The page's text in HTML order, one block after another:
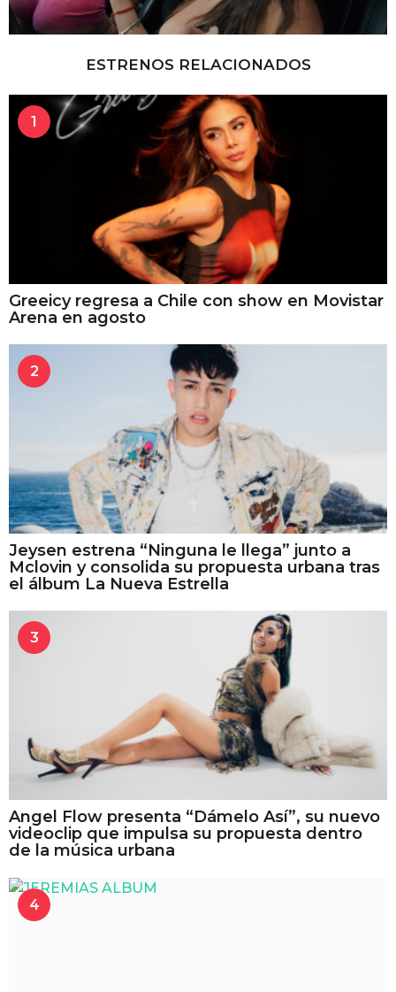
ESTRENOS RELACIONADOS
1
Greeicy regresa a Chile con show en Movistar
Arena en agosto
2
Jeysen estrena “Ninguna le llega” junto a
Mclovin y consolida su propuesta urbana tras
el álbum La Nueva Estrella
3
Angel Flow presenta “Dámelo Así”, su nuevo
videoclip que impulsa su propuesta dentro
de la música urbana
4